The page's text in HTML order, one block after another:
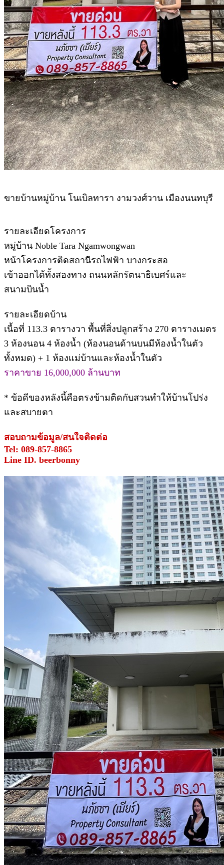
ขายบ้านหมู่บ้าน โนเบิลทารา งามวงศ์วาน เมืองนนทบุรี
รายละเอียดโครงการ
หมู่บ้าน Noble Tara Ngamwongwan
หน้าโครงการติดสถานีรถไฟฟ้า บางกระสอ
เข้าออกได้ทั้งสองทาง ถนนหลักรัตนาธิเบศร์และ
สนามบินน้ำ
รายละเอียดบ้าน
เนื้อที่ 113.3 ตารางวา พื้นที่สิ่งปลูกสร้าง 270 ตารางเมตร
3 ห้องนอน 4 ห้องน้ำ (ห้องนอนด้านบนมีห้องน้ำในตัว
ทั้งหมด) + 1 ห้องแม่บ้านและห้องน้ำในตัว
ราคาขาย 16,000,000 ล้านบาท
* ข้อดีของหลังนี้คือตรงข้ามติดกับสวนทำให้บ้านโปร่ง
และสบายตา
สอบถามข้อมูล/สนใจติดต่อ
Tel: 089-857-8865
Line ID. beerbonny